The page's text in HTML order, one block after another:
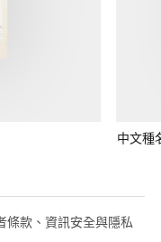
中文種
條款、資訊安全與隱私